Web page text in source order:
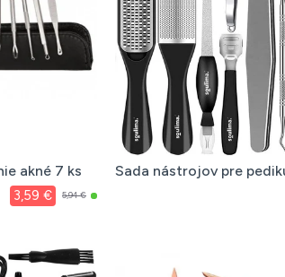
akné 7 ks
3,59 € 5,94 €
Sada nástrojov pre